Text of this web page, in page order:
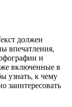
должен
впечатления,
и
включенные в
узнать, к чему
заинтересовать